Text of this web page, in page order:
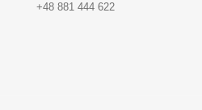
+48 881 444 622